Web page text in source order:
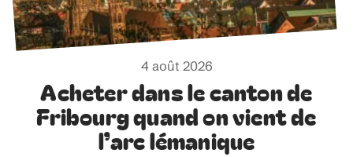
4 août 2026
Acheter dans le canton de
Fribourg quand on vient de
l’arc lémanique